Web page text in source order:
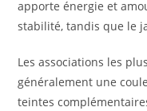
apporte énergie et
stabilité, tandis que le
Les associations les
généralement une
teintes